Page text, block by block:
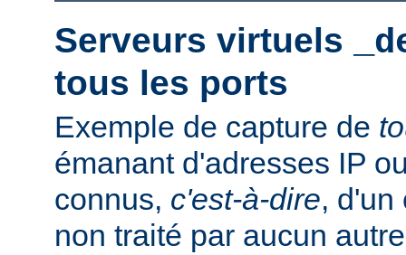
Serveurs virtuels
tous les ports
Exemple de capture de
émanant d'adresses IP
connus, c'est-à-dire, d'un
non traité par aucun